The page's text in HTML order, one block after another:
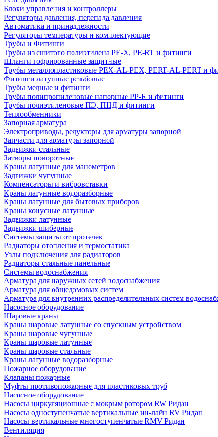
Блоки управления и контроллеры
Регуляторы давления, перепада давления
Автоматика и принадлежности
Регуляторы температуры и комплектующие
Трубы и Фитинги
Трубы из сшитого полиэтилена PE-X, PE-RT и фитинги
Шланги гофрированные защитные
Трубы металлопластиковые PEX-AL-PEX, PERT-AL-PERT и
Фитинги латунные резьбовые
Трубы медные и фитинги
Трубы полипропиленовые напорные PP-R и фитинги
Трубы полиэтиленовые ПЭ, ПНД и фитинги
Теплообменники
Запорная арматура
Электроприводы, редукторы для арматуры запорной
Запчасти для арматуры запорной
Задвижки стальные
Затворы поворотные
Краны латунные для манометров
Задвижки чугунные
Компенсаторы и вибровставки
Краны латунные водоразборные
Краны латунные для бытовых приборов
Краны конусные латунные
Задвижки латунные
Задвижки шиберные
Системы защиты от протечек
Радиаторы отопления и термостатика
Узлы подключения для радиаторов
Радиаторы стальные панельные
Системы водоснабжения
Арматура для наружных сетей водоснабжения
Арматура для общедомовых систем
Арматура для внутренних распределительных систем
Насосное оборудование
Шаровые краны
Краны шаровые латунные со спускным устройством
Краны шаровые чугунные
Краны шаровые латунные
Краны шаровые стальные
Краны латунные водоразборные
Пожарное оборудование
Клапаны пожарные
Муфты противопожарные для пластиковых труб
Насосное оборудование
Насосы циркуляционные с мокрым ротором RW Ридан
Насосы одноступенчатые вертикальные ин-лайн RV Ридан
Насосы вертикальные многоступенчатые RMV Ридан
Вентиляция